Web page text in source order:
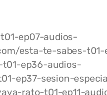
ep07-audios-
esta-te-sabes-
ep36-audios-
ep37-sesion-
rato-t01-ep11-